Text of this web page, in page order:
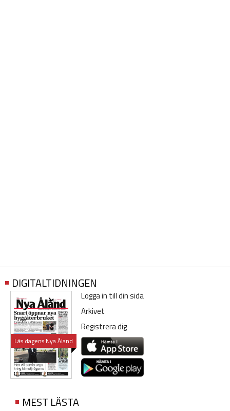
DIGITALTIDNINGEN
Läs dagens Nya Åland
Logga in till din sida
Arkivet
Registrera dig
MEST LÄSTA